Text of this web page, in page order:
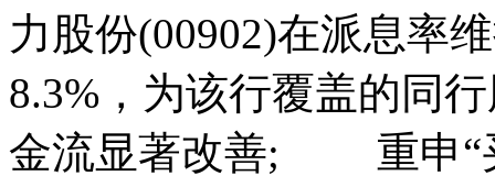
力股份(00902)在派息率
8.3%，为该行覆盖的同
金流显著改善; 重申“